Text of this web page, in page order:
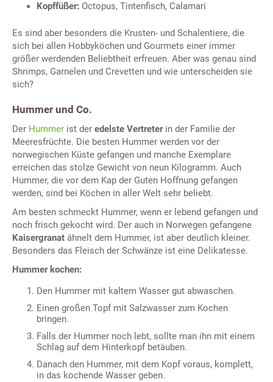
Kopffüßer: Octopus, Tintenfisch, Calamari
Es sind aber besonders die Krusten- und Schalentiere, die
sich bei allen Hobbyköchen und Gourmets einer immer
größer werdenden Beliebtheit erfreuen. Aber was genau sind
Shrimps, Garnelen und Crevetten und wie unterscheiden sie
sich?
Hummer und Co.
Der Hummer ist der edelste Vertreterin der Familie der
Meeresfrüchte. Die besten Hummer werden vor der
norwegischen Küste gefangen und manche Exemplare
erreichen das stolze Gewicht von neun Kilogramm. Auch
Hummer, die vor dem Kap der Guten Hoffnung gefangen
werden, sind bei Köchen in aller Welt sehr beliebt.
Am besten schmeckt Hummer, wenn er lebend gefangen und
noch frisch gekocht wird. Der auch in Norwegen gefangene
Kaisergranat ähnelt dem Hummer, ist aber deutlich kleiner.
Besonders das Fleisch der Schwänze ist eine Delikatesse.
Hummer kochen:
Den Hummer mit kaltem Wasser gut abwaschen.
Einen großen Topf mit Salzwasser zum Kochen
bringen.
Falls der Hummer noch lebt, sollte man ihn mit einem
Schlag auf dem Hinterkopf betäuben.
Danach den Hummer, mit dem Kopf voraus, komplett,
in das kochende Wasser geben.